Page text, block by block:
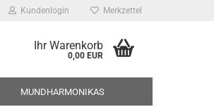
Kundenlogin Merkzettel
Ihr Warenkorb
0,00 EUR
MUNDHARMONIKAS